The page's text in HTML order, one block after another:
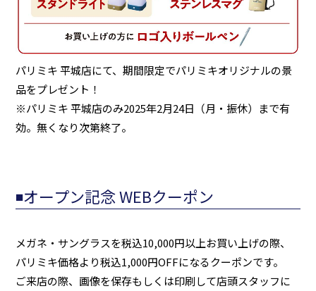
パリミキ 平城店にて、期間限定でパリミキオリジナルの景
品をプレゼント！
※パリミキ 平城店のみ2025年2月24日（月・振休）まで有
効。無くなり次第終了。
◾️オープン記念 WEBクーポン
メガネ・サングラスを税込10,000円以上お買い上げの際、
パリミキ価格より税込1,000円OFFになるクーポンです。
ご来店の際、画像を保存もしくは印刷して店頭スタッフに